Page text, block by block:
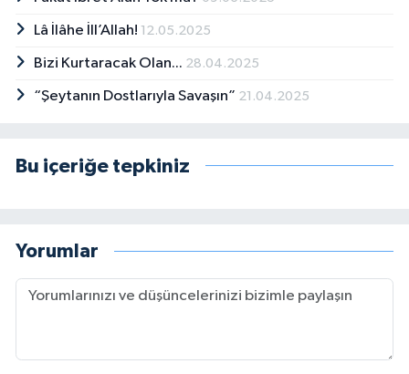
Lâ İlâhe İll’Allah! 12.05.2025
Bizi Kurtaracak Olan... 28.04.2025
“Şeytanın Dostlarıyla Savaşın” 21.04.2025
Bu içeriğe tepkiniz
Yorumlar